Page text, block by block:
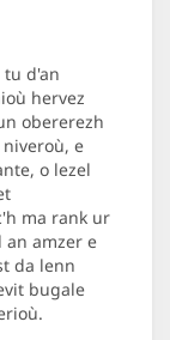
tu d'an
hervez
obererezh
e
o lezel
ma rank ur
amzer e
da lenn
bugale